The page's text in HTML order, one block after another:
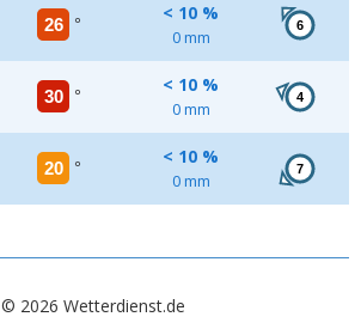
26 °
< 10 %
0 mm
6
30 °
< 10 %
0 mm
4
20 °
< 10 %
0 mm
7
© 2026 Wetterdienst.de